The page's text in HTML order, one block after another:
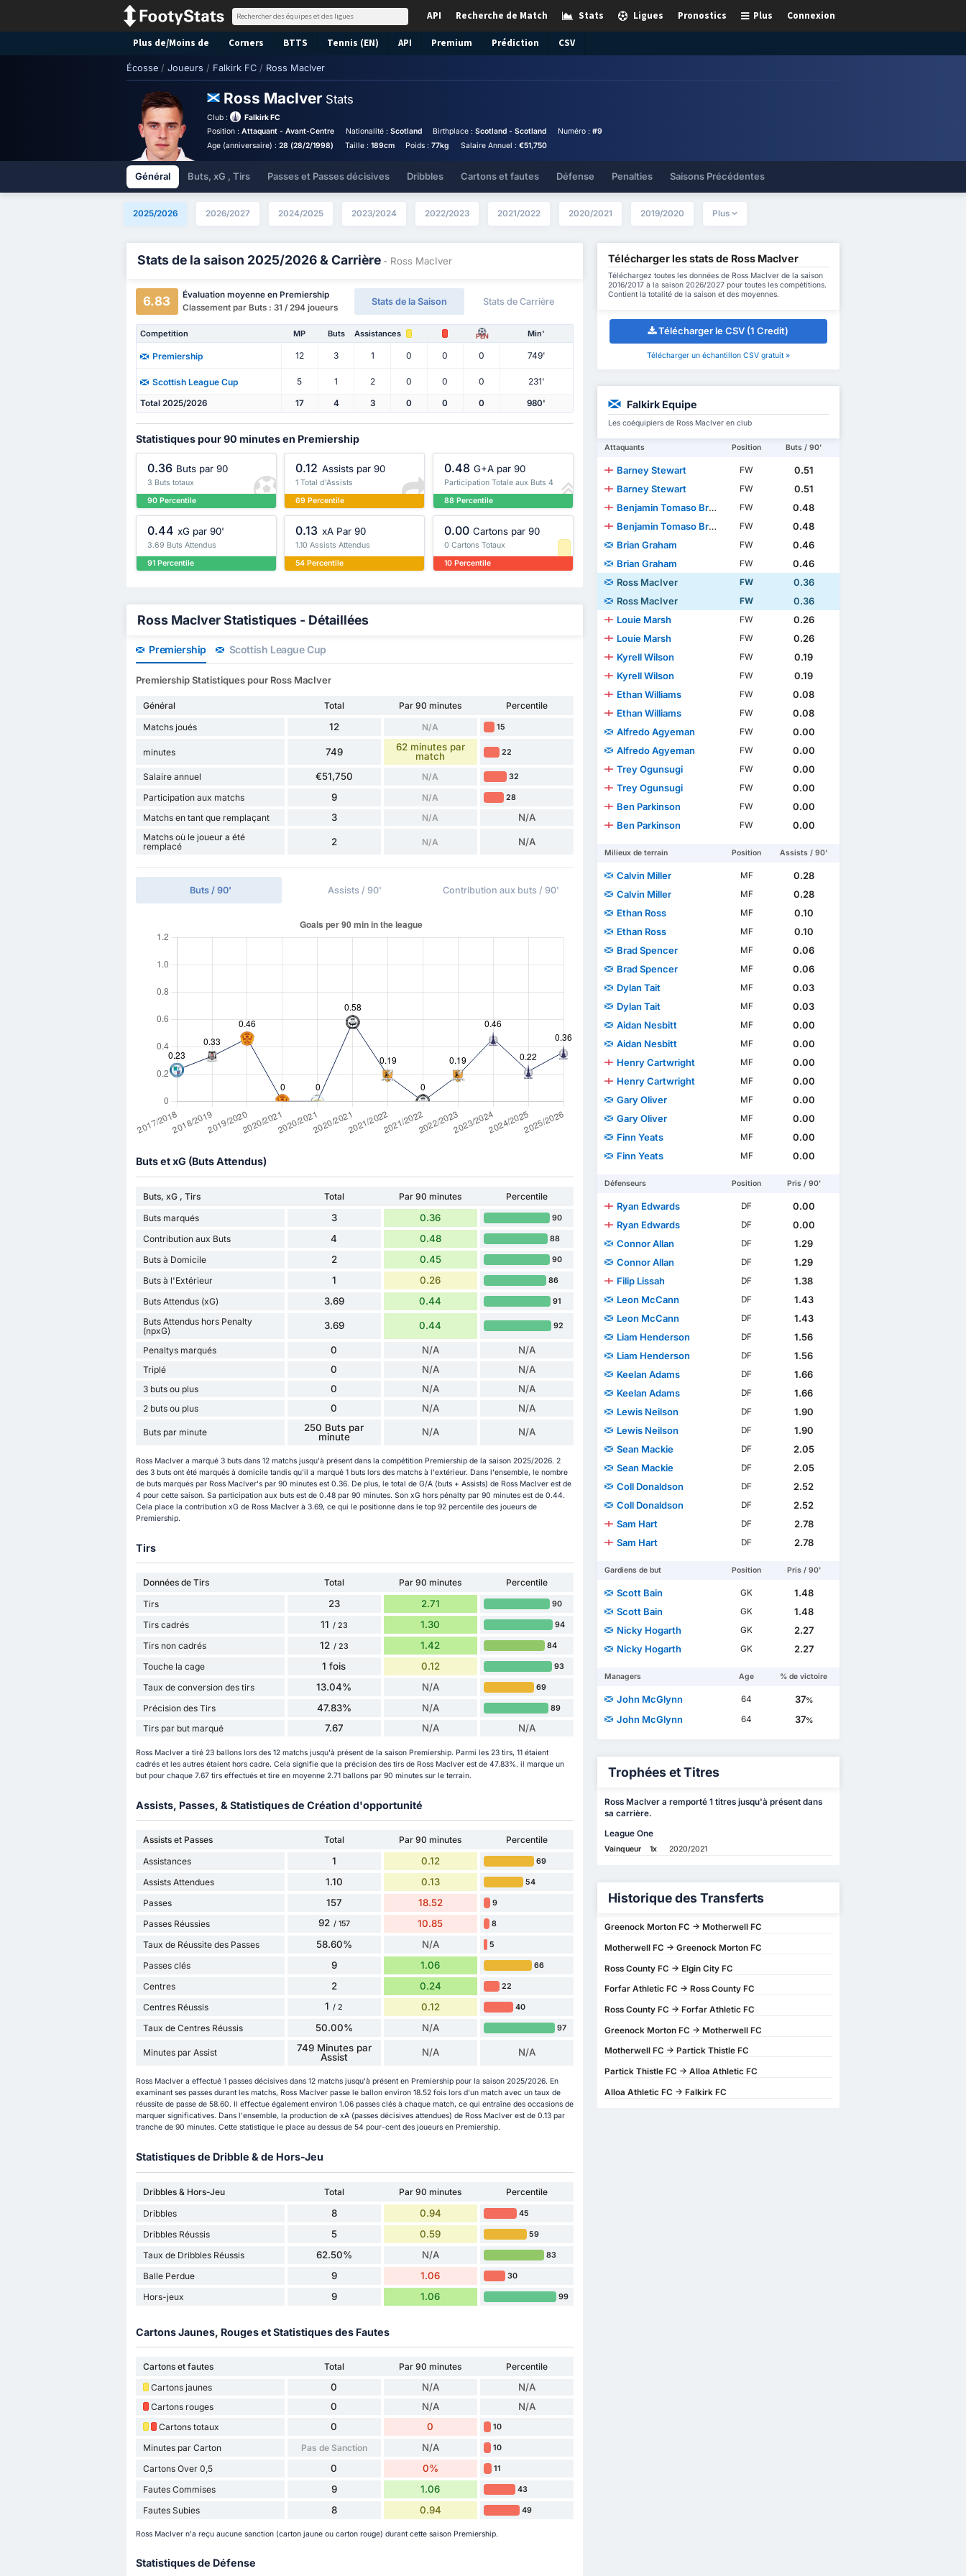
Connexion
Plus
Pronostics
Ligues
Stats
Recherche de Match
API
Plus de/Moins de Corners BTTS Tennis (EN) API Premium Prédiction CSV
Écosse / Joueurs / Falkirk FC / Ross MacIver
Ross MacIver Stats
Club :
Falkirk FC
Position :Attaquant - Avant-Centre Nationalité : Scotland Birthplace :Scotland - Scotland Numéro : #9
Age (anniversaire) :28 (28/2/1998) Taille : 189cm Poids :77kg Salaire Annuel : €51,750
Général Buts, xG , Tirs Passes et Passes décisives Dribbles Cartons et fautes Défense Penalties Saisons Précédentes
2025/2026 2026/2027 2024/2025 2023/2024 2022/2023 2021/2022 2020/2021 2019/2020 Plus
Stats de la saison 2025/2026 & Carrière - Ross MacIver
6.83
Évaluation moyenne en Premiership
Classement par Buts : 31 / 294 joueurs
Stats de la Saison Stats de Carrière
Competition MP Buts Assistances PEN Min'
Premiership 12 3 1 0 0 0 749'
Scottish League Cup 5 1 2 0 0 0 231'
Total 2025/2026 17 4 3 0 0 0 980'
Statistiques pour 90 minutes en Premiership
0.36 Buts par 90
3 Buts totaux
90 Percentile
0.12 Assists par 90
1 Total d'Assists
69 Percentile
0.48 G+A par 90
Participation Totale aux Buts 4
88 Percentile
0.44 xG par 90'
3.69 Buts Attendus
91 Percentile
0.13 xA Par 90
1.10 Assists Attendus
54 Percentile
0.00 Cartons par 90
0 Cartons Totaux
10 Percentile
Ross MacIver Statistiques - Détaillées
Premiership Scottish League Cup
Premiership Statistiques pour Ross MacIver
Général Total Par 90 minutes
Percentile
Matchs joués
12 N/A 15
minutes 749
62 minutes par
match
22
Salaire annuel €51,750 N/A 32
Participation aux matchs 9 N/A 28
Matchs en tant que remplaçant 3 N/A N/A
Matchs où le joueur a été
remplacé
2 N/A N/A
Buts / 90' Assists / 90' Contribution aux buts / 90'
Buts et xG (Buts Attendus)
Buts, xG , Tirs Total Par 90 minutes
Percentile
Buts marqués
3 0.36 90
Contribution aux Buts 4 0.48 88
Buts à Domicile 2 0.45 90
Buts à l'Extérieur 1 0.26 86
Buts Attendus (xG) 3.69 0.44 91
Buts Attendus hors Penalty
(npxG)
3.69 0.44 92
Penaltys marqués 0 N/A N/A
Triplé 0 N/A N/A
3 buts ou plus 0 N/A N/A
2 buts ou plus 0 N/A N/A
Buts par minute
250 Buts par
minute
N/A N/A
Ross MacIver a marqué 3 buts dans 12 matchs jusqu'à présent dans la compétition Premiership de la saison 2025/2026. 2
des 3 buts ont été marqués à domicile tandis qu'il a marqué 1 buts lors des matchs à l'extérieur. Dans l'ensemble, le nombre
de buts marqués par Ross MacIver's par 90 minutes est 0.36. De plus, le total de G/A (buts + Assists) de Ross MacIver est de
4 pour cette saison. Sa participation aux buts est de 0.48 par 90 minutes. Son xG hors pénalty par 90 minutes est de 0.44.
Cela place la contribution xG de Ross MacIver à 3.69, ce qui le positionne dans le top 92 percentile des joueurs de
Premiership.
Tirs
Données de Tirs Total Par 90 minutes
Percentile
Tirs
23 2.71 90
Tirs cadrés 11 / 23 1.30 94
Tirs non cadrés 12 / 23 1.42 84
Touche la cage 1 fois 0.12 93
Taux de conversion des tirs 13.04% N/A 69
Précision des Tirs 47.83% N/A 89
Tirs par but marqué 7.67 N/A N/A
Ross MacIver a tiré 23 ballons lors des 12 matchs jusqu'à présent de la saison Premiership. Parmi les 23 tirs, 11 étaient
cadrés et les autres étaient hors cadre. Cela signifie que la précision des tirs de Ross MacIver est de 47.83%. il marque un
but pour chaque 7.67 tirs effectués et tire en moyenne 2.71 ballons par 90 minutes sur le terrain.
Assists, Passes, & Statistiques de Création d'opportunité
Assists et Passes Total Par 90 minutes
Percentile
Assistances
1 0.12 69
Assists Attendues 1.10 0.13 54
Passes 157 18.52 9
Passes Réussies 92 / 157 10.85 8
Taux de Réussite des Passes 58.60% N/A 5
Passes clés 9 1.06 66
Centres 2 0.24 22
Centres Réussis 1 / 2 0.12 40
Taux de Centres Réussis 50.00% N/A 97
Minutes par Assist
749 Minutes par
Assist
N/A N/A
Ross MacIver a effectué 1 passes décisives dans 12 matchs jusqu'à présent en Premiership pour la saison 2025/2026. En
examinant ses passes durant les matchs, Ross MacIver passe le ballon environ 18.52 fois lors d'un match avec un taux de
réussite de passe de 58.60. Il effectue également environ 1.06 passes clés à chaque match, ce qui entraîne des occasions de
marquer significatives. Dans l'ensemble, la production de xA (passes décisives attendues) de Ross MacIver est de 0.13 par
tranche de 90 minutes. Cette statistique le place au dessus de 54 pour-cent des joueurs en Premiership.
Statistiques de Dribble & de Hors-Jeu
Dribbles & Hors-Jeu Total Par 90 minutes
Percentile
Dribbles
8 0.94 45
Dribbles Réussis 5 0.59 59
Taux de Dribbles Réussis 62.50% N/A 83
Balle Perdue 9 1.06 30
Hors-jeux 9 1.06 99
Cartons Jaunes, Rouges et Statistiques des Fautes
Cartons et fautes Total Par 90 minutes
Percentile
Cartons jaunes
0 N/A N/A
Cartons rouges 0 N/A N/A
Cartons totaux 0 0 10
Minutes par Carton Pas de Sanction N/A 10
Cartons Over 0,5 0 0% 11
Fautes Commises 9 1.06 43
Fautes Subies 8 0.94 49
Ross MacIver n'a reçu aucune sanction (carton jaune ou carton rouge) durant cette saison Premiership.
Statistiques de Défense
Télécharger les stats de Ross MacIver
Téléchargez toutes les données de Ross MacIver de la saison
2016/2017 à la saison 2026/2027 pour toutes les compétitions.
Contient la totalité de la saison et des moyennes.
Télécharger le CSV (1 Credit)
Télécharger un échantillon CSV gratuit »
Falkirk Equipe
Les coéquipiers de Ross MacIver en club
Attaquants Position Buts / 90'
Barney Stewart FW
0.51
Barney Stewart
FW
0.51
Benjamin Tomaso Broggio
FW
0.48
Benjamin Tomaso Broggio
FW
0.48
Brian Graham
FW
0.46
Brian Graham
FW
0.46
Ross MacIver
FW
0.36
Ross MacIver
FW
0.36
Louie Marsh
FW
0.26
Louie Marsh
FW
0.26
Kyrell Wilson
FW
0.19
Kyrell Wilson
FW
0.19
Ethan Williams
FW
0.08
Ethan Williams
FW
0.08
Alfredo Agyeman
FW
0.00
Alfredo Agyeman
FW
0.00
Trey Ogunsugi
FW
0.00
Trey Ogunsugi
FW
0.00
Ben Parkinson
FW
0.00
Ben Parkinson
FW 0.00
Milieux de terrain Position Assists / 90'
Calvin Miller MF
0.28
Calvin Miller
MF
0.28
Ethan Ross
MF
0.10
Ethan Ross
MF
0.10
Brad Spencer
MF
0.06
Brad Spencer
MF
0.06
Dylan Tait
MF
0.03
Dylan Tait
MF
0.03
Aidan Nesbitt
MF
0.00
Aidan Nesbitt
MF
0.00
Henry Cartwright
MF
0.00
Henry Cartwright
MF
0.00
Gary Oliver
MF
0.00
Gary Oliver
MF
0.00
Finn Yeats
MF
0.00
Finn Yeats
MF 0.00
Défenseurs Position Pris / 90'
Ryan Edwards DF
0.00
Ryan Edwards
DF
0.00
Connor Allan
DF
1.29
Connor Allan
DF
1.29
Filip Lissah
DF
1.38
Leon McCann
DF
1.43
Leon McCann
DF
1.43
Liam Henderson
DF
1.56
Liam Henderson
DF
1.56
Keelan Adams
DF
1.66
Keelan Adams
DF
1.66
Lewis Neilson
DF
1.90
Lewis Neilson
DF
1.90
Sean Mackie
DF
2.05
Sean Mackie
DF
2.05
Coll Donaldson
DF
2.52
Coll Donaldson
DF
2.52
Sam Hart
DF
2.78
Sam Hart
DF 2.78
Gardiens de but Position Pris / 90'
Scott Bain GK
1.48
Scott Bain
GK
1.48
Nicky Hogarth
GK
2.27
Nicky Hogarth
GK 2.27
Managers Age % de victoire
John McGlynn 64 37%
John McGlynn 64 37%
Trophées et Titres
Ross MacIver a remporté 1 titres jusqu'à présent dans
sa carrière.
League One
Vainqueur 1x 2020/2021
Historique des Transferts
Greenock Morton FC -> Motherwell FC
Motherwell FC -> Greenock Morton FC
Ross County FC -> Elgin City FC
Forfar Athletic FC -> Ross County FC
Ross County FC -> Forfar Athletic FC
Greenock Morton FC -> Motherwell FC
Motherwell FC -> Partick Thistle FC
Partick Thistle FC -> Alloa Athletic FC
Alloa Athletic FC -> Falkirk FC